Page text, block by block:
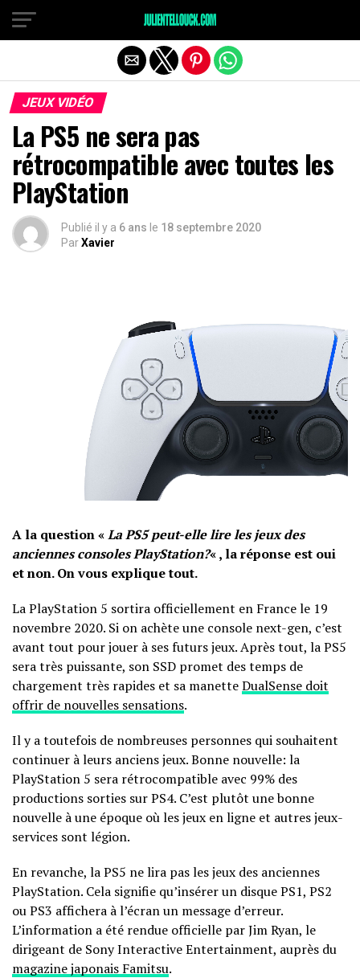
JEUX VIDÉO
La PS5 ne sera pas
rétrocompatible avec toutes les
PlayStation
Publié il y a 6 ans le 18 septembre 2020
ParXavier
A la question «La PS5 peut-elle lire les jeux des
anciennes consoles PlayStation?« , la réponse est oui
et non. On vous explique tout.
La PlayStation 5 sortira officiellement en France le 19
novembre 2020. Si on achète une console next-gen, c’est
avant tout pour jouer à ses futurs jeux. Après tout, la PS5
sera très puissante, son SSD promet des temps de
chargement très rapides et sa manetteDualSense doit
offrir de nouvelles sensations.
Il y a toutefois de nombreuses personnes qui souhaitent
continuer à leurs anciens jeux. Bonne nouvelle: la
PlayStation 5 sera rétrocompatible avec 99% des
productions sorties sur PS4. C’est plutôt une bonne
nouvelle à une époque où les jeux en ligne et autres jeux-
services sont légion.
En revanche, la PS5 ne lira pas les jeux des anciennes
PlayStation. Cela signifie qu’insérer un disque PS1, PS2
ou PS3 affichera à l’écran un message d’erreur.
L’information a été rendue officielle par Jim Ryan, le
dirigeant de Sony Interactive Entertainment, auprès du
magazine japonais Famitsu.